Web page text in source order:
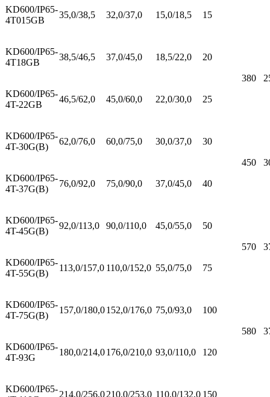
KD600/IP65-
4T015GB
35,0/38,5 32,0/37,0 15,0/18,5 15
KD600/IP65-
4T18GB
38,5/46,5 37,0/45,0 18,5/22,0 20
380
KD600/IP65-
4T-22GB
46,5/62,0 45,0/60,0 22,0/30,0 25
KD600/IP65-
4T-30G(B)
62,0/76,0 60,0/75,0 30,0/37,0 30
450
KD600/IP65-
4T-37G(B)
76,0/92,0 75,0/90,0 37,0/45,0 40
KD600/IP65-
4T-45G(B)
92,0/113,0 90,0/110,0 45,0/55,0 50
570
KD600/IP65-
4T-55G(B)
113,0/157,0 110,0/152,0 55,0/75,0 75
KD600/IP65-
4T-75G(B)
157,0/180,0152,0/176,0 75,0/93,0 100
580
KD600/IP65-
4T-93G
180,0/214,0176,0/210,0 93,0/110,0 120
KD600/IP65-
214,0/256,0210,0/253,0 110,0/132,0 150